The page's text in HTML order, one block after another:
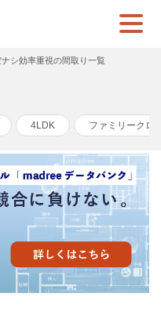
ナシ効率重視の間取り一覧
4LDK ファミリークロ